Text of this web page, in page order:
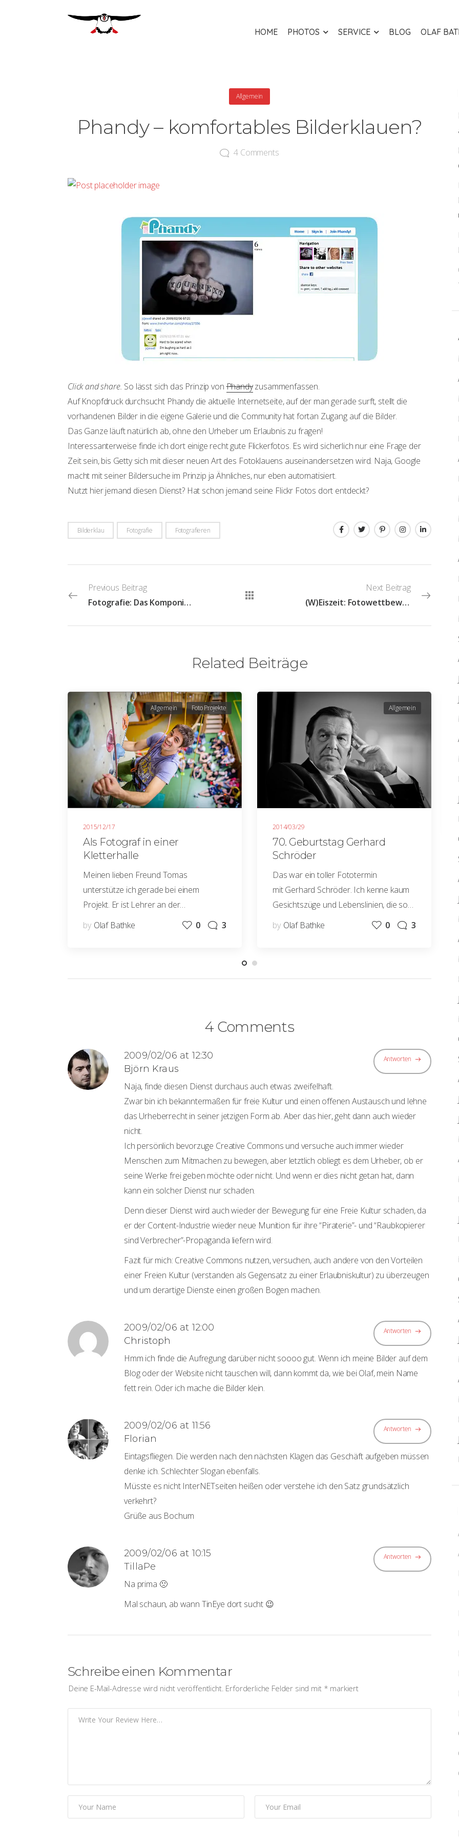
HOME PHOTOS SERVICE BLOG OLAF
Allgemein
Phandy – komfortables Bilderklauen?
4 Comments
Click and share. So lässt sich das Prinzip vonPhandyzusammenfassen.
Auf Knopfdruck durchsucht Phandy die aktuelle Internetseite, auf der man gerade surft, stellt die
vorhandenen Bilder in die eigene Galerie und die Community hat fortan Zugang auf die Bilder.
Das Ganze läuft natürlich ab, ohne den Urheber um Erlaubnis zu fragen!
Interessanterweise finde ich dort einige recht gute Flickerfotos. Es wird sicherlich nur eine Frage der
Zeit sein, bis Getty sich mit dieser neuen Art des Fotoklauens auseinandersetzen wird. Naja, Google
macht mit seiner Bildersuche im Prinzip ja Ähnliches, nur eben automatisiert.
Nutzt hier jemand diesen Dienst? Hat schon jemand seine Flickr Fotos dort entdeckt?
Bilderklau Fotografie Fotografieren
Previous Beitrag
Fotografie: Das Komponieren von Stille
Next Beitrag
(W)Eiszeit: Fotowettbewerb mit tollen Preisen
Related Beiträge
2015/12/17
Allgemein Foto Projekte
Als Fotograf in einer
Kletterhalle
Meinen lieben Freund Tomas
unterstütze ich gerade bei einem
Projekt. Er ist Lehrer an der…
by Olaf Bathke 0 3
2014/03/29
Allgemein
70. Geburtstag Gerhard
Schröder
Das war ein toller Fototermin
mit Gerhard Schröder. Ich kenne kaum
Gesichtszüge und Lebenslinien, die so…
by Olaf Bathke 0 3
4 Comments
2009/02/06 at 12:30
Björn Kraus
Antworten
Naja, finde diesen Dienst durchaus auch etwas zweifelhaft.
Zwar bin ich bekanntermaßen für freie Kultur und einen offenen Austausch und lehne
das Urheberrecht in seiner jetzigen Form ab. Aber das hier, geht dann auch wieder
nicht.
Ich persönlich bevorzuge Creative Commons und versuche auch immer wieder
Menschen zum Mitmachen zu bewegen, aber letztlich obliegt es dem Urheber, ob er
seine Werke frei geben möchte oder nicht. Und wenn er dies nicht getan hat, dann
kann ein solcher Dienst nur schaden.
Denn dieser Dienst wird auch wieder der Bewegung für eine Freie Kultur schaden, da
er der Content-Industrie wieder neue Munition für ihre “Piraterie”- und “Raubkopierer
sind Verbrecher”-Propaganda liefern wird.
Fazit für mich: Creative Commons nutzen, versuchen, auch andere von den Vorteilen
einer Freien Kultur (verstanden als Gegensatz zu einer Erlaubniskultur) zu überzeugen
und um derartige Dienste einen großen Bogen machen.
2009/02/06 at 12:00
Christoph
Antworten
Hmm ich finde die Aufregung darüber nicht soooo gut. Wenn ich meine Bilder auf dem
Blog oder der Website nicht tauschen will, dann kommt da, wie bei Olaf, mein Name
fett rein. Oder ich mache die Bilder klein.
2009/02/06 at 11:56
Florian
Antworten
Eintagsfliegen. Die werden nach den nächsten Klagen das Geschäft aufgeben müssen
denke ich. Schlechter Slogan ebenfalls.
Müsste es nicht InterNETseiten heißen oder verstehe ich den Satz grundsätzlich
verkehrt?
Grüße aus Bochum
2009/02/06 at 10:15
TillaPe
Antworten
Na prima 🙁
Mal schaun, ab wann TinEye dort sucht 😉
Schreibe einen Kommentar
Deine E-Mail-Adresse wird nicht veröffentlicht. Erforderliche Felder sind mit * markiert